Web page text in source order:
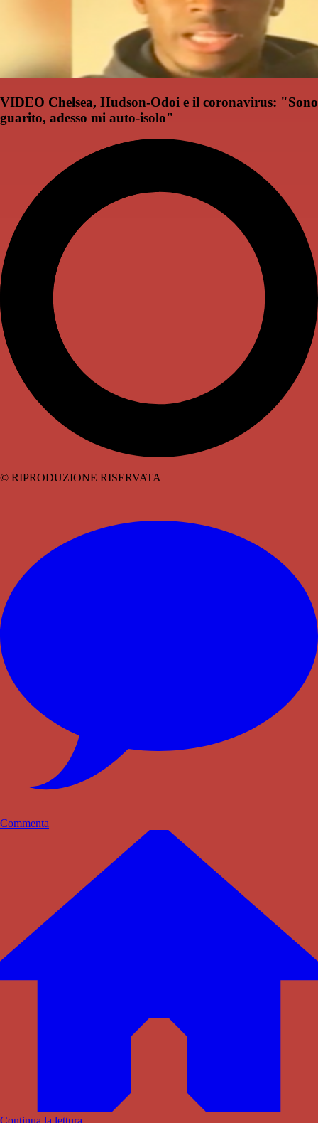
VIDEO Chelsea, Hudson-Odoi e il coronavirus: "Sono
guarito, adesso mi auto-isolo"
© RIPRODUZIONE RISERVATA
Commenta
Continua la lettura